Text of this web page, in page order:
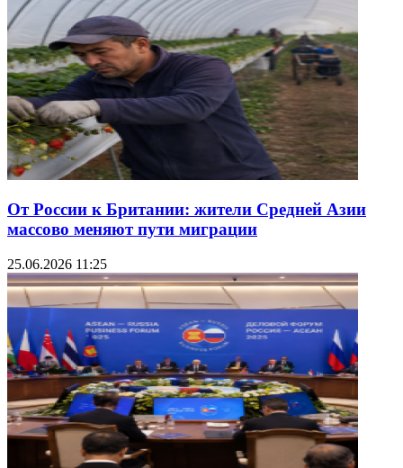
От России к Британии: жители Средней Азии
массово меняют пути миграции
25.06.2026 11:25